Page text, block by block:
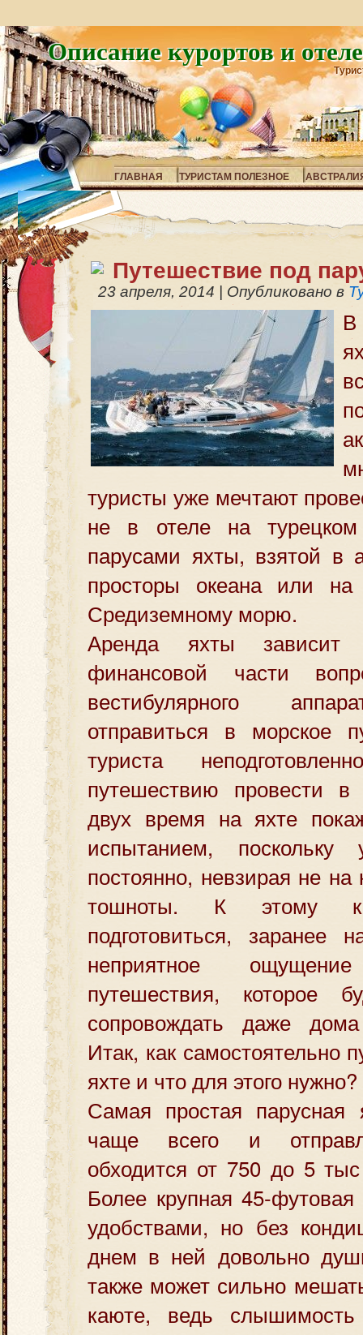
Описание курортов и
ГЛАВНАЯ ТУРИСТАМ ПОЛЕЗНОЕ
Путешествие под
23 апреля, 2014 Опубликовано в
В
туристы уже мечтают
не в отеле на
парусами яхты, взятой в
просторы океана или
Средиземному морю.
Аренда яхты
финансовой части
вестибулярного
отправиться в морское
туриста
путешествию провести в
двух время на яхте
испытанием, поскольку
постоянно, невзирая не на
тошноты. К этому
подготовиться, заранее
неприятное
путешествия, которое
сопровождать даже
Итак, как самостоятельно
яхте и что для этого нужно?
Самая простая парусная
чаще всего и
обходится от 750 до 5
Более крупная 45-
удобствами, но без
днем в ней довольно
также может сильно
каюте, ведь